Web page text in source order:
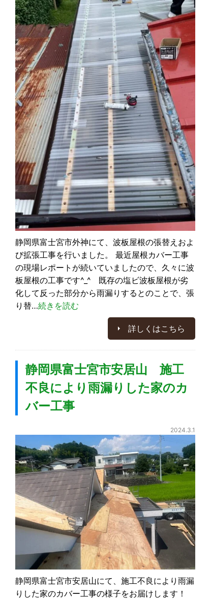
静岡県富士宮市外神にて、波板屋根の張替えおよ
び拡張工事を行いました。 最近屋根カバー工事
の現場レポートが続いていましたので、久々に波
板屋根の工事です^_^ 既存の塩ビ波板屋根が劣
化して反った部分から雨漏りするとのことで、張
り替…続きを読む
詳しくはこちら
静岡県富士宮市安居山 施工
不良により雨漏りした家のカ
バー工事
2024.3.1
静岡県富士宮市安居山にて、施工不良により雨漏
りした家のカバー工事の様子をお届けします！